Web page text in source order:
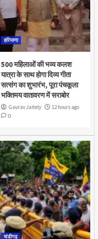
हरियाणा
500 महिलाओं की भव्य कलश
यात्रा के साथ होगा दिव्य गीता
सत्संग का शुभारंभ, पूरा पंचकूला
भक्तिमय वातावरण में सराबोर
Gaurav Jaitely
12 hours ago
0
चंडीगढ़